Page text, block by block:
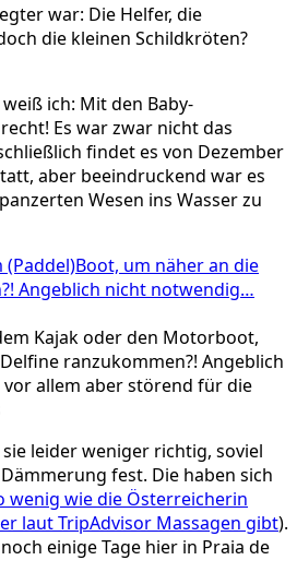
war: Die Helfer, die
die kleinen Schildkröten?
ich: Mit den Baby-
Es war zwar nicht das
findet es von Dezember
aber beeindruckend war es
Wesen ins Wasser zu
Kajak oder den Motorboot,
ranzukommen?! Angeblich
allem aber störend für die
leider weniger richtig, soviel
fest. Die haben sich
wenig wie die Österreicherin
laut TripAdvisor Massagen gibt).
einige Tage hier in Praia de